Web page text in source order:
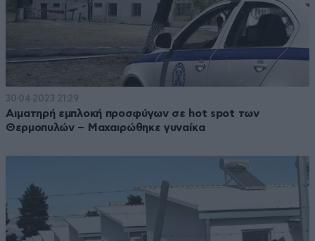
30·04·2023 21:29
Αιματηρή εμπλοκή προσφύγων σε hot spot των
Θερμοπυλών – Μαχαιρώθηκε γυναίκα